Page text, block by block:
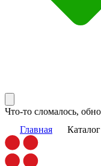
Что-то сломалось,
Главная Каталог